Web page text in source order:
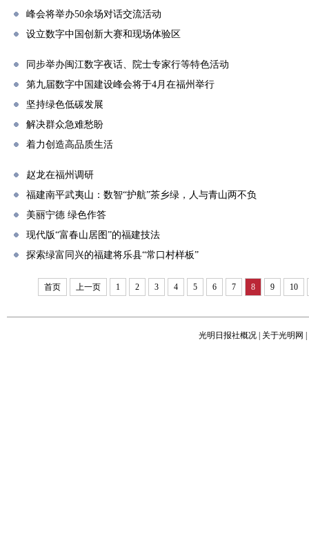
峰会将举办50余场对话交流活动
设立数字中国创新大赛和现场体验区
同步举办闽江数字夜话、院士专家行等特色活动
第九届数字中国建设峰会将于4月在福州举行
坚持绿色低碳发展
解决群众急难愁盼
着力创造高品质生活
赵龙在福州调研
福建南平武夷山：数智“护航”茶乡绿，人与青山两不负
美丽宁德 绿色作答
现代版“富春山居图”的福建技法
探索绿富同兴的福建将乐县“常口村样板”
首页 上一页 1 2 3 4 5 6 7 8 9 10
光明日报社概况 关于光明网